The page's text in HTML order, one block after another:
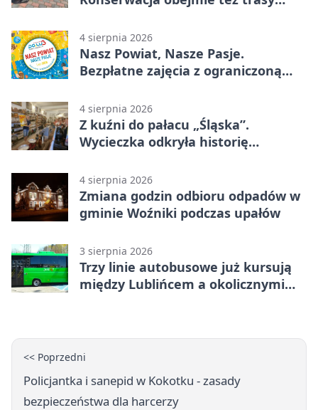
4 sierpnia 2026
Nasz Powiat, Nasze Pasje.
Bezpłatne zajęcia z ograniczoną
4 sierpnia 2026
Z kuźni do pałacu „Śląska”.
Wycieczka odkryła historię
4 sierpnia 2026
Zmiana godzin odbioru odpadów w
gminie Woźniki podczas upałów
3 sierpnia 2026
Trzy linie autobusowe już kursują
między Lublińcem a okolicznymi
<< Poprzedni
Policjantka i sanepid w Kokotku - zasady
bezpieczeństwa dla harcerzy